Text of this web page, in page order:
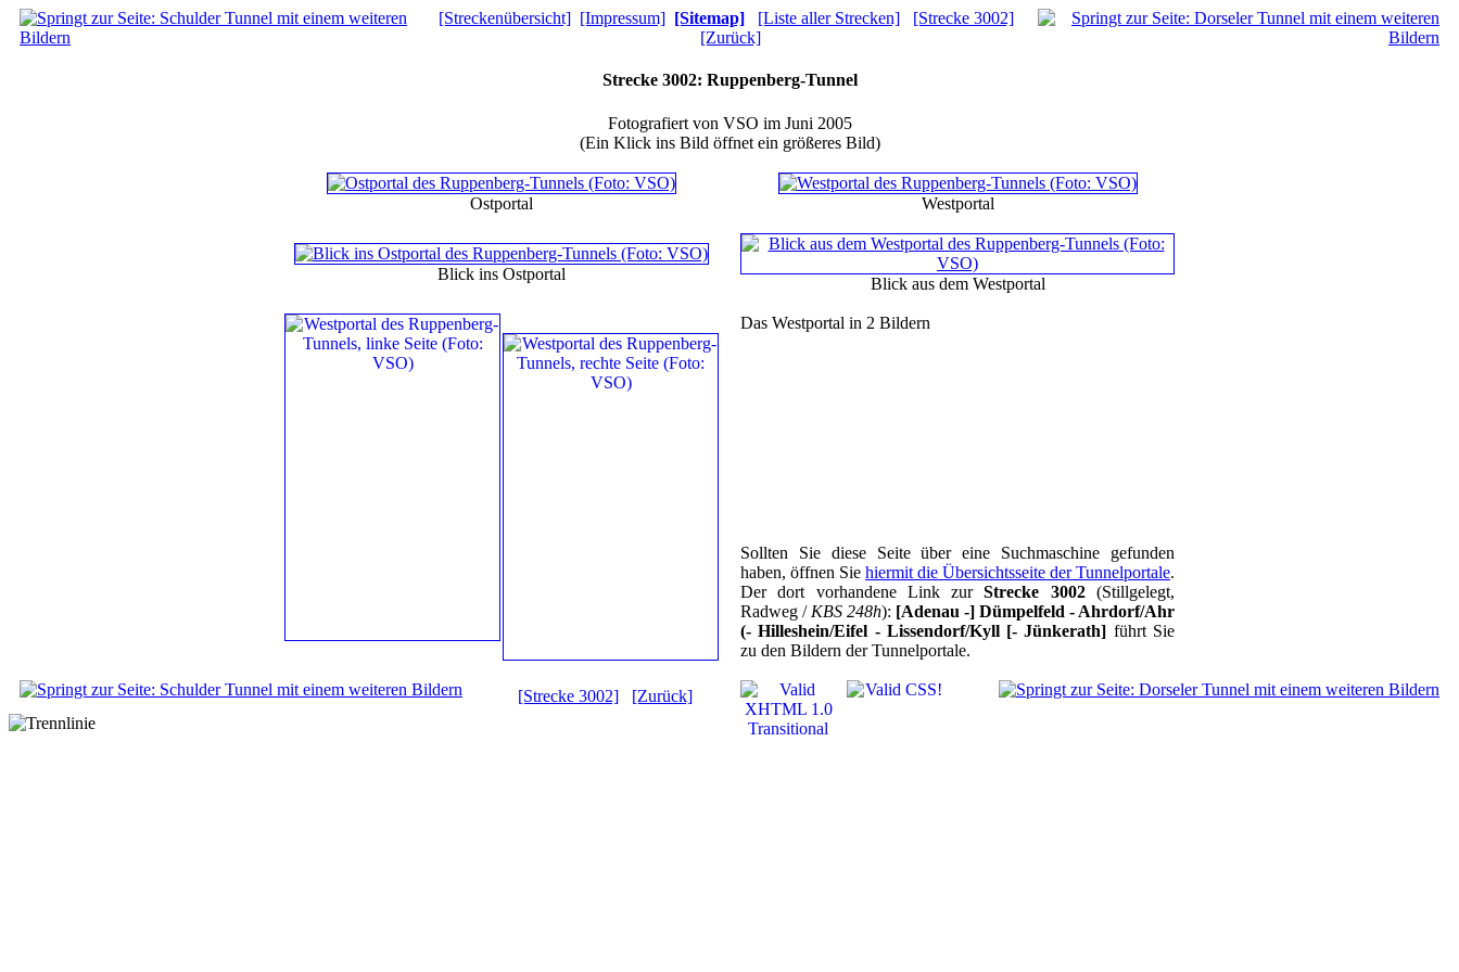
[Streckenübersicht] [Impressum] [Sitemap] [Liste aller Strecken]
[Strecke 3002]
[Zurück]
Strecke 3002: Ruppenberg-Tunnel
Fotografiert von VSO im Juni 2005
(Ein Klick ins Bild öffnet ein größeres Bild)
Ostportal Westportal
Blick ins Ostportal
Blick aus dem Westportal
Das Westportal in 2 Bildern
Sollten Sie diese Seite über eine Suchmaschine gefunden
haben, öffnen Sie hiermit die Übersichtsseite der Tunnelportale.
Der dort vorhandene Link zurStrecke 3002(Stillgelegt,
Radweg / KBS 248h): [Adenau -] Dümpelfeld - Ahrdorf/Ahr
(- Hilleshein/Eifel - Lissendorf/Kyll [- Jünkerath] führt Sie
zu den Bildern der Tunnelportale.
[Strecke 3002] [Zurück]